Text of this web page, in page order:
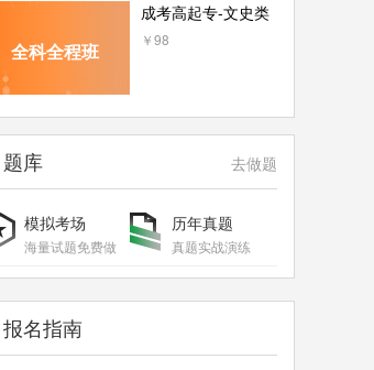
全科全程班
成考高起专-文史类
￥98
题库 去做题
模拟考场
海量试题免费做
历年真题
真题实战演练
报名指南